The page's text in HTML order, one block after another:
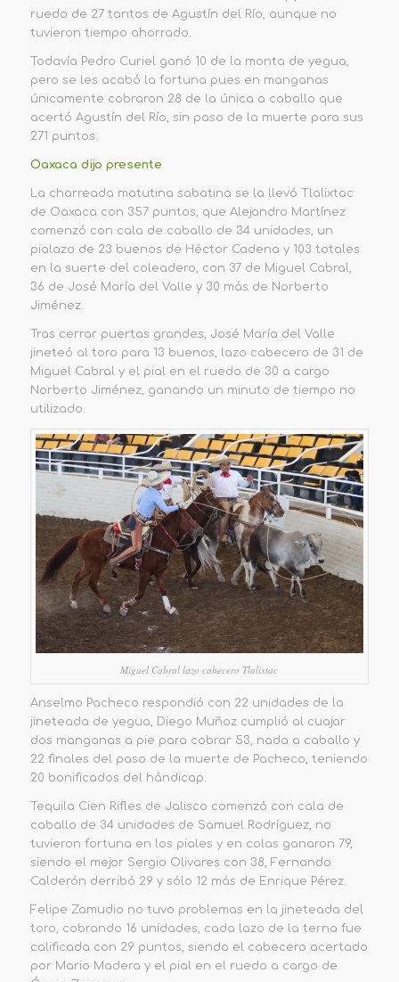
ruedo de 27 tantos de Agustín del Río, aunque no
tuvieron tiempo ahorrado.
Todavía Pedro Curiel ganó 10 de la monta de yegua,
pero se les acabó la fortuna pues en manganas
únicamente cobraron 28 de la única a caballo que
acertó Agustín del Río, sin paso de la muerte para sus
271 puntos.
Oaxaca dijo presente
La charreada matutina sabatina se la llevó Tlalixtac
de Oaxaca con 357 puntos, que Alejandro Martínez
comenzó con cala de caballo de 34 unidades, un
pialazo de 23 buenos de Héctor Cadena y 103 totales
en la suerte del coleadero, con 37 de Miguel Cabral,
36 de José María del Valle y 30 más de Norberto
Jiménez.
Tras cerrar puertas grandes, José María del Valle
jineteó al toro para 13 buenos, lazo cabecero de 31 de
Miguel Cabral y el pial en el ruedo de 30 a cargo
Norberto Jiménez, ganando un minuto de tiempo no
utilizado.
Miguel Cabral lazo cabecero Tlalixtac
Anselmo Pacheco respondió con 22 unidades de la
jineteada de yegua, Diego Muñoz cumplió al cuajar
dos manganas a pie para cobrar 53, nada a caballo y
22 finales del paso de la muerte de Pacheco, teniendo
20 bonificados delhándicap.
Tequila Cien Rifles de Jalisco comenzó con cala de
caballo de 34 unidades de Samuel Rodríguez, no
tuvieron fortuna en los piales y en colas ganaron 79,
siendo el mejor Sergio Olivares con 38, Fernando
Calderón derribó 29 y sólo 12 más de Enrique Pérez.
Felipe Zamudio no tuvo problemas en la jineteada del
toro, cobrando 16 unidades, cada lazo de la terna fue
calificada con 29 puntos, siendo el cabecero acertado
por Mario Madera y el pial en el ruedo a cargo de